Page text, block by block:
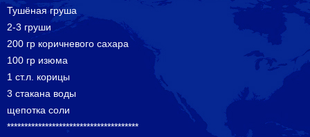
Тушёная груша
2-3 груши
200 гр коричневого сахара
100 гр изюма
1 ст.л. корицы
3 стакана воды
щепотка соли
**************************************